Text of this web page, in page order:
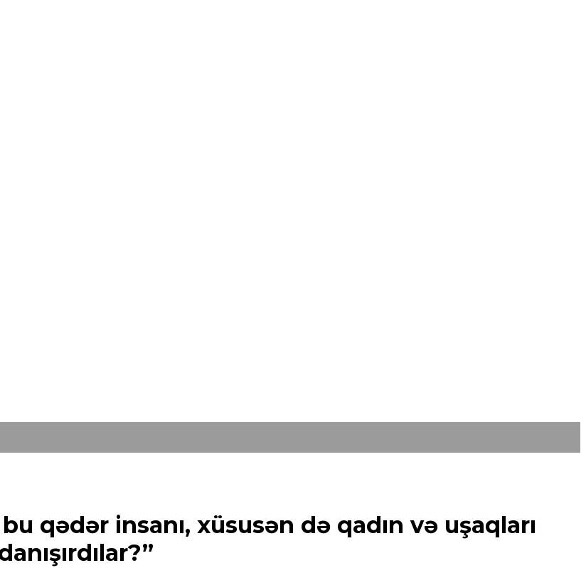
qədər insanı, xüsusən də qadın və uşaqları